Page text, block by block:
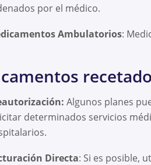
por el médico.
Ambulatorios:
Algunos planes
determinados servicios
Directa: Si es posible,